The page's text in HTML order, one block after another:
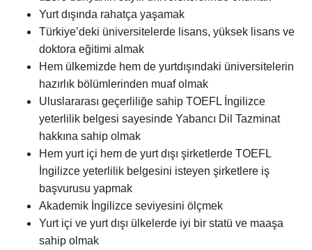
Yurt dışında rahatça yaşamak
Türkiye’deki üniversitelerde lisans, yüksek lisans ve
doktora eğitimi almak
Hem ülkemizde hem de yurtdışındaki üniversitelerin
hazırlık bölümlerinden muaf olmak
Uluslararası geçerliliğe sahip TOEFL İngilizce
yeterlilik belgesi sayesinde Yabancı Dil Tazminat
hakkına sahip olmak
Hem yurt içi hem de yurt dışı şirketlerde TOEFL
İngilizce yeterlilik belgesini isteyen şirketlere iş
başvurusu yapmak
Akademik İngilizce seviyesini ölçmek
Yurt içi ve yurt dışı ülkelerde iyi bir statü ve maaşa
sahip olmak